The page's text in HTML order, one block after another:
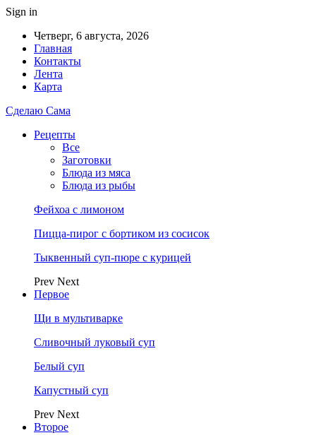
Sign in
Четверг, 6 августа, 2026
Главная
Контакты
Лента
Карта
Сделаю Сама
Рецепты
Все
Заготовки
Блюда из мяса
Блюда из рыбы
Фейхоа с лимоном
Пицца-пирог с бортиком из сосисок
Тыквенный суп-пюре с курицей
Prev Next
Первое
Щи в мультиварке
Сливочный луковый суп
Белый суп
Капустный суп
Prev Next
Второе